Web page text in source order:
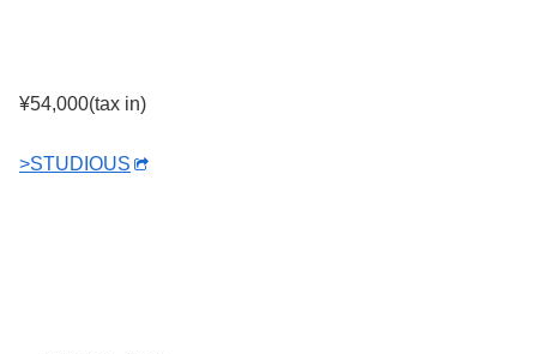
¥54,000(tax in)
>STUDIOUS